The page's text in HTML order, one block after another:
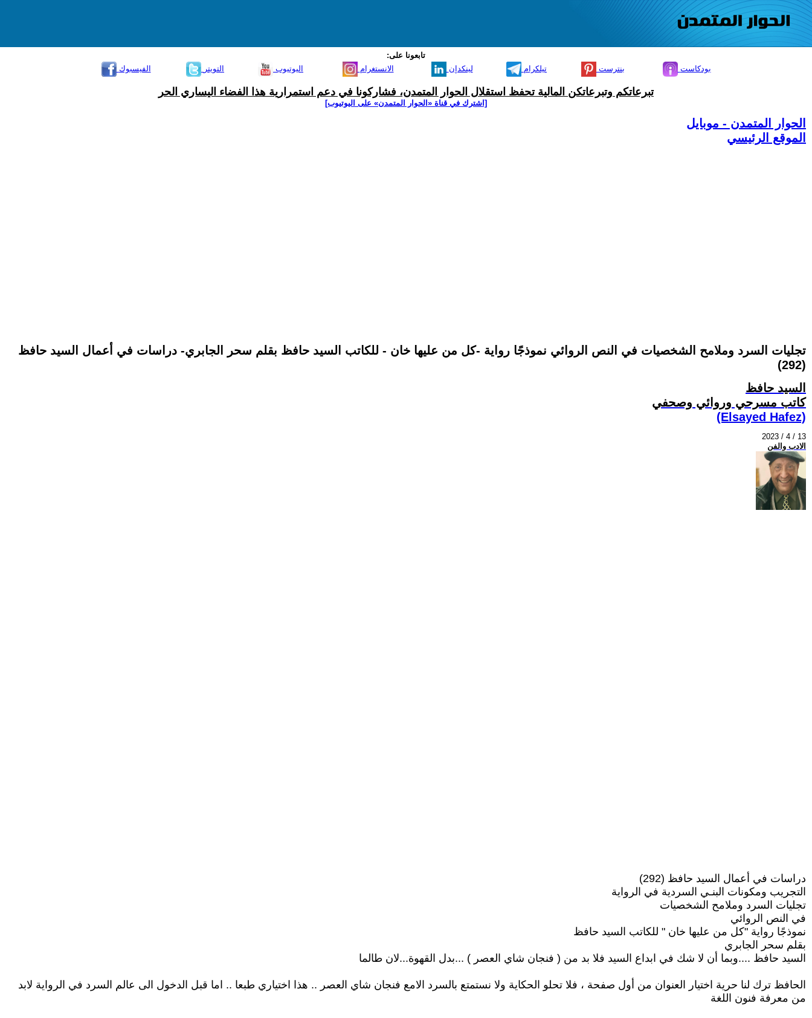
تابعونا على:
الفيسبوك
التويتر اليوتيوب الانستغرام لينكدإن تيلكرام بنترست بودكاست
تبرعاتكم وتبرعاتكن المالية تحفظ استقلال الحوار المتمدن، فشاركونا في دعم استمرارية هذا الفضاء اليساري الحر
[اشترك في قناة ‫«الحوار المتمدن» على اليوتيوب]
الحوار المتمدن - موبايل
الموقع الرئيسي
تجليات السرد وملامح الشخصيات في النص الروائي نموذجًا رواية -كل من عليها خان - للكاتب السيد حافظ بقلم سحر الجابري- دراسات في أعمال السيد حافظ
(292)
السيد حافظ
كاتب مسرحي وروائي وصحفي
(Elsayed Hafez)
2023 / 4 / 13
الادب والفن
دراسات في أعمال السيد حافظ (292)
التجريب ومكونات البنـي السردية في الرواية
تجليات السرد وملامح الشخصيات
في النص الروائي
نموذجًا رواية "كل من عليها خان " للكاتب السيد حافظ
بقلم سحر الجابري
السيد حافظ ....وبما أن لا شك في ابداع السيد فلا بد من ( فنجان شاي العصر ) ...بدل القهوة...لان طالما
الحافظ ترك لنا حرية اختيار العنوان من أول صفحة ، فلا تحلو الحكاية ولا نستمتع بالسرد الامع فنجان شاي العصر .. هذا اختياري طبعا .. اما قبل الدخول الى عالم السرد في الرواية لابد
من معرفة فنون اللغة